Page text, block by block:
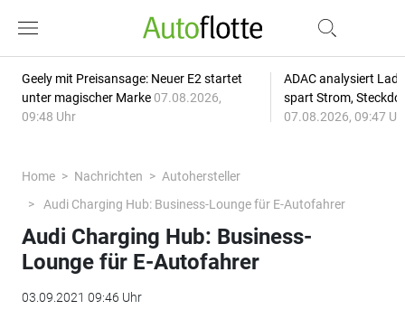
Geely mit Preisansage: Neuer E2 startet
unter magischer Marke 07.08.2026,
09:48 Uhr
ADAC analysiert
spart Strom,
07.08.2026, 09:47
Home Nachrichten
Autohersteller
Audi Charging Hub: Business-Lounge für E-Autofahrer
Audi Charging Hub: Business-
Lounge für E-Autofahrer
03.09.2021 09:46 Uhr